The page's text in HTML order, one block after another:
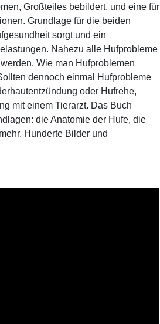
Großteiles bebildert, und eine für
Grundlage für die beiden
sorgt und ein
Nahezu alle Hufprobleme
Wie man Hufproblemen
dennoch einmal Hufprobleme
oder Hufrehe,
mit einem Tierarzt. Das Buch
die Anatomie der Hufe, die
Hunderte Bilder und